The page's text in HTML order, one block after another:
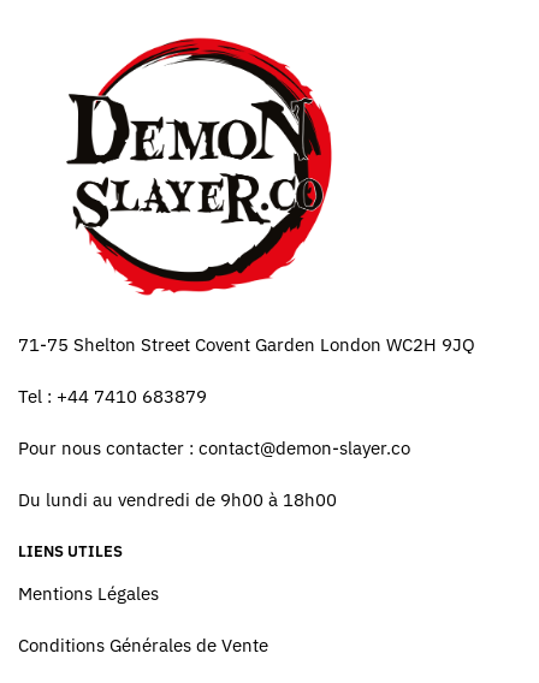
71-75 Shelton Street Covent Garden London WC2H 9JQ
Tel : +44 7410 683879
Pour nous contacter : contact@demon-slayer.co
Du lundi au vendredi de 9h00 à 18h00
LIENS UTILES
Mentions Légales
Conditions Générales de Vente